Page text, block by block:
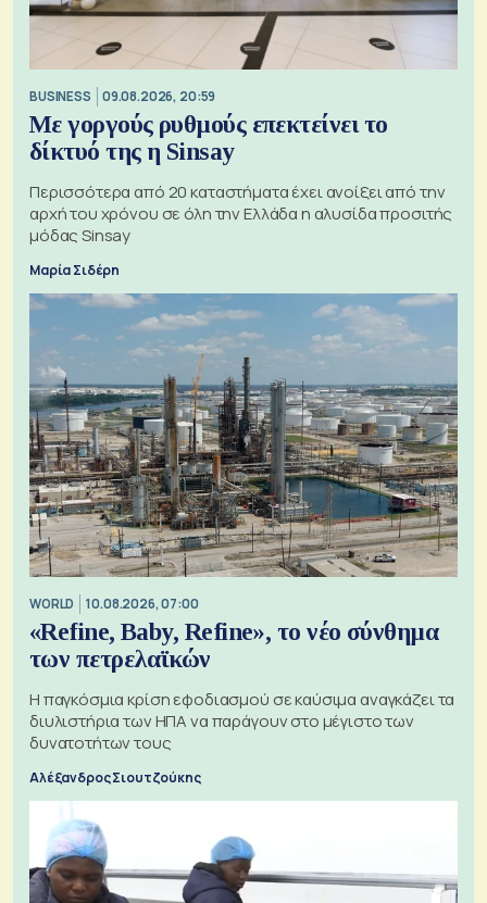
BUSINESS 09.08.2026, 20:59
Με γοργούς ρυθμούς επεκτείνει το
δίκτυό της η Sinsay
Περισσότερα από 20 καταστήματα έχει ανοίξει από την
αρχή του χρόνου σε όλη την Ελλάδα η αλυσίδα προσιτής
μόδας Sinsay
Μαρία Σιδέρη
WORLD 10.08.2026, 07:00
«Refine, Baby, Refine», το νέο σύνθημα
των πετρελαϊκών
Η παγκόσμια κρίση εφοδιασμού σε καύσιμα αναγκάζει τα
διυλιστήρια των ΗΠΑ να παράγουν στο μέγιστο των
δυνατοτήτων τους
Αλέξανδρος Σιουτζούκης